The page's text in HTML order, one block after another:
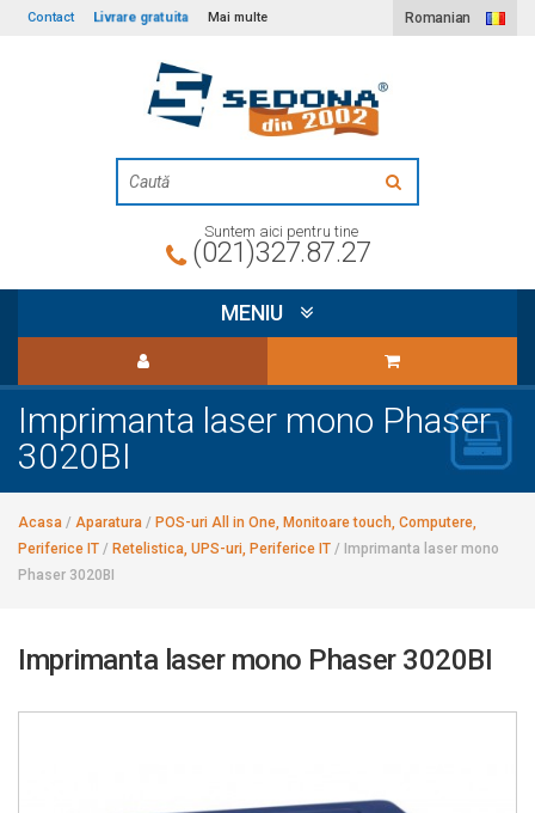
Contact Livrare gratuita Mai multe Romanian
Suntem aici pentru tine
(021)327.87.27
MENIU
Imprimanta laser mono Phaser
3020BI
Acasa / Aparatura / POS-uri All in One, Monitoare touch, Computere,
Periferice IT / Retelistica, UPS-uri, Periferice IT / Imprimanta laser mono
Phaser 3020BI
Imprimanta laser mono Phaser 3020BI